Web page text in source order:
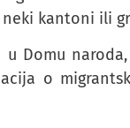
kantoni ili
u Domu
o